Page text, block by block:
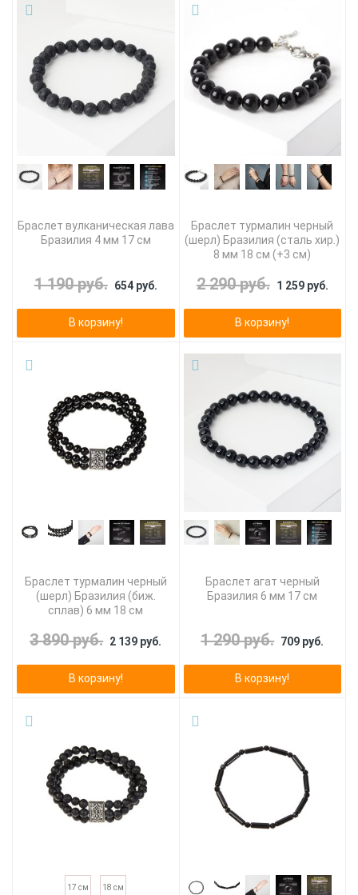
Браслет вулканическая лава
Бразилия 4 мм 17 см
1 190 руб. 654 руб.
В корзину!
Браслет турмалин черный
(шерл) Бразилия (сталь хир.)
8 мм 18 см (+3 см)
2 290 руб. 1 259 руб.
В корзину!
Браслет турмалин черный
(шерл) Бразилия (биж.
сплав) 6 мм 18 см
3 890 руб. 2 139 руб.
В корзину!
Браслет агат черный
Бразилия 6 мм 17 см
1 290 руб. 709 руб.
В корзину!
17 см 18 см